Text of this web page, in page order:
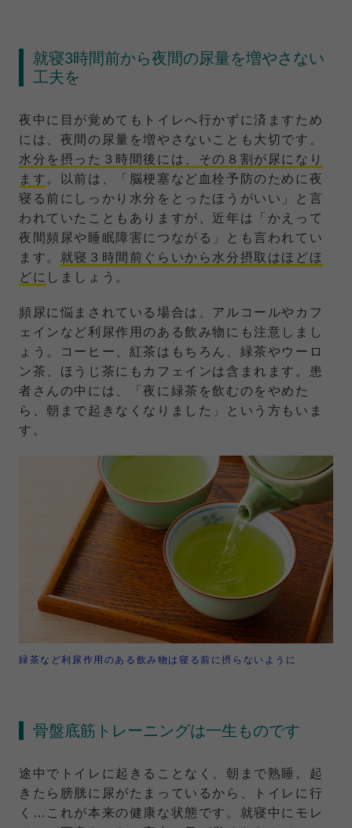
就寝3時間前から夜間の尿量を増やさない
工夫を
夜中に目が覚めてもトイレへ行かずに済ますため
には、夜間の尿量を増やさないことも大切です。
水分を摂った３時間後には、その８割が尿になり
ます 。以前は、「脳梗塞など血栓予防のために夜
寝る前にしっかり水分をとったほうがいい」と言
われていたこともありますが、近年は「かえって
夜間頻尿や睡眠障害につながる」とも言われてい
ます。 就寝３時間前ぐらいから水分摂取はほどほ
どに しましょう。
頻尿に悩まされている場合は、アルコールやカフ
ェインなど利尿作用のある飲み物にも注意しまし
ょう。コーヒー、紅茶はもちろん、緑茶やウーロ
ン茶、ほうじ茶にもカフェインは含まれます。患
者さんの中には、「夜に緑茶を飲むのをやめた
ら、朝まで起きなくなりました」という方もいま
す。
緑茶など利尿作用のある飲み物は寝る前に摂らないように
骨盤底筋トレーニングは一生ものです
途中でトイレに起きることなく、朝まで熟睡。起
きたら膀胱に尿がたまっているから、トイレに行
く…これが本来の健康な状態です。就寝中にモレ